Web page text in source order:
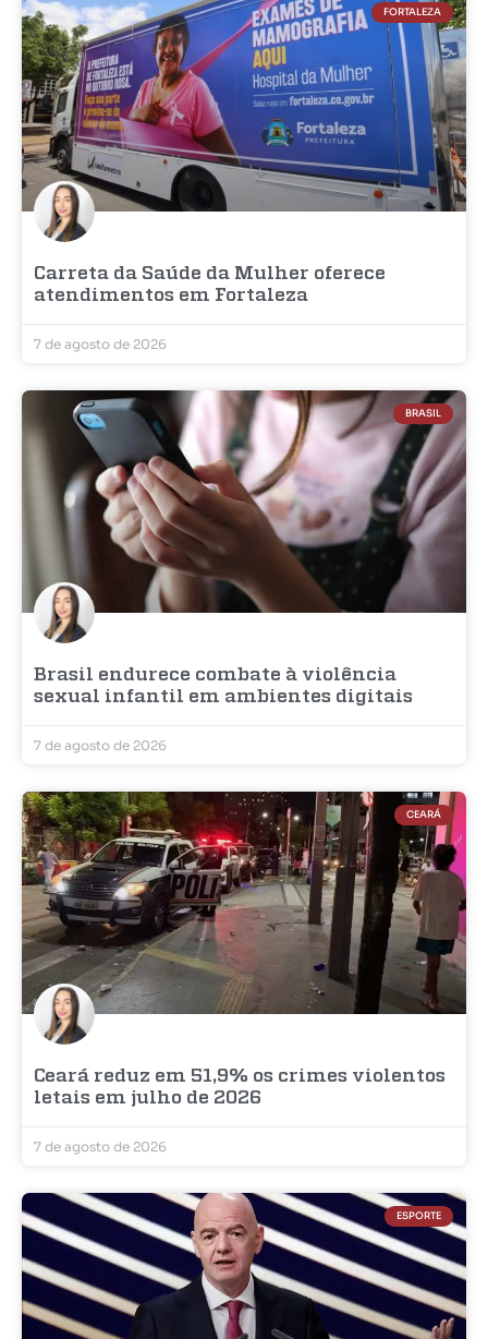
FORTALEZA
Carreta da Saúde da Mulher oferece
atendimentos em Fortaleza
7 de agosto de 2026
BRASIL
Brasil endurece combate à violência
sexual infantil em ambientes digitais
7 de agosto de 2026
CEARÁ
Ceará reduz em 51,9% os crimes violentos
letais em julho de 2026
7 de agosto de 2026
ESPORTE